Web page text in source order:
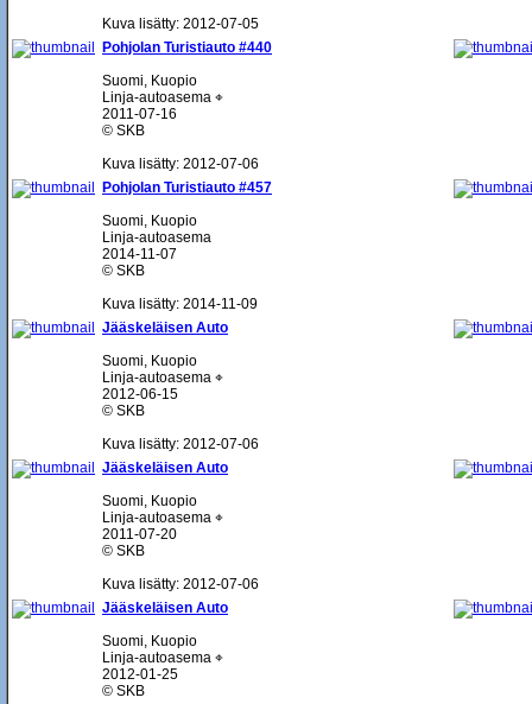
Kuva lisätty: 2012-07-05
Pohjolan Turistiauto #440
Suomi, Kuopio
Linja-autoasema ⌖
2011-07-16
© SKB
Kuva lisätty: 2012-07-06
Pohjolan Turistiauto #457
Suomi, Kuopio
Linja-autoasema
2014-11-07
© SKB
Kuva lisätty: 2014-11-09
Jääskeläisen Auto
Suomi, Kuopio
Linja-autoasema ⌖
2012-06-15
© SKB
Kuva lisätty: 2012-07-06
Jääskeläisen Auto
Suomi, Kuopio
Linja-autoasema ⌖
2011-07-20
© SKB
Kuva lisätty: 2012-07-06
Jääskeläisen Auto
Suomi, Kuopio
Linja-autoasema ⌖
2012-01-25
© SKB